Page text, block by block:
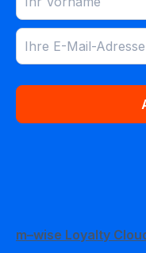
m–wise Loyalty